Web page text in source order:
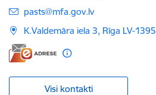
E-pasts:
pasts@mfa.gov.lv
K.Valdemāra iela 3, Rīga LV-1395
Visi kontakti